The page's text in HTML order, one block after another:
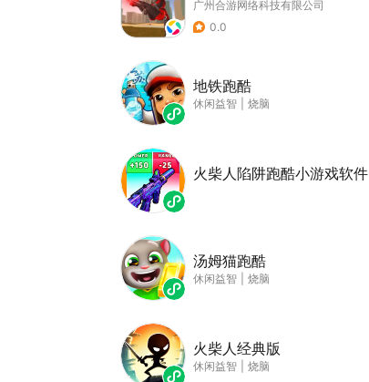
广州合游网络科技有限公司
0.0
地铁跑酷
休闲益智 烧脑
火柴人陷阱跑酷小游戏软件
汤姆猫跑酷
休闲益智 烧脑
火柴人经典版
休闲益智 烧脑